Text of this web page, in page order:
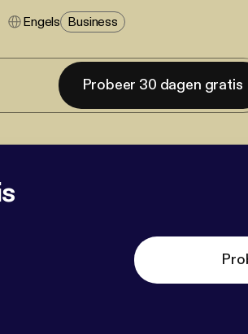
Engels Business
Probeer 30 dagen gratis